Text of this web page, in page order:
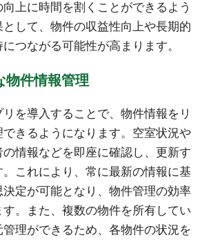
上に時間を割くことができるよう
して、物件の収益性向上や長期的
つながる可能性が高まります。
物件情報管理
を導入することで、物件情報をリ
きるようになります。空室状況や
情報などを即座に確認し、更新す
これにより、常に最新の情報に基
定が可能となり、物件管理の効率
。また、複数の物件を所有してい
理ができるため、各物件の状況を